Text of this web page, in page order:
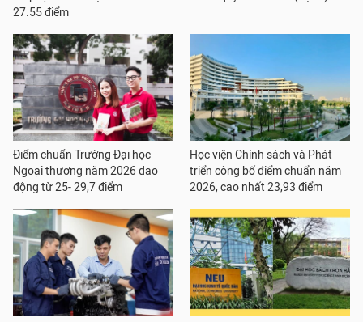
27.55 điểm
Điểm chuẩn Trường Đại học
Ngoại thương năm 2026 dao
động từ 25- 29,7 điểm
Học viện Chính sách và Phát
triển công bố điểm chuẩn năm
2026, cao nhất 23,93 điểm